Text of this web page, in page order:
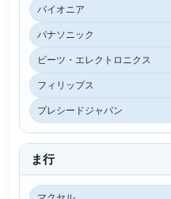
パイオニア
パナソニック
ビーツ・エレクトロニクス
フィリップス
プレシードジャパン
ま行